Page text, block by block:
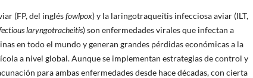
(FP, del inglésfowlpox) y la laringotraqueítis infecciosa aviar (ILT,
laryngotracheitis) son enfermedades virales que infectan a
en todo el mundo y generan grandes pérdidas económicas a la
a nivel global. Aunque se implementan estrategias de control y
para ambas enfermedades desde hace décadas, con cierta